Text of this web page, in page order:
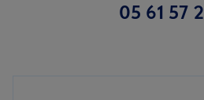
05 61 57